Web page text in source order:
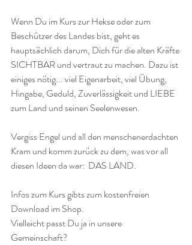
Wenn Du im Kurs zur Hekse oder zum
Beschützer des Landes bist, geht es
hauptsächlich darum, Dich für die alten Kräfte
SICHTBAR und vertraut zu machen. Dazu ist
einiges nötig... viel Eigenarbeit, viel Übung,
Hingabe, Geduld, Zuverlässigkeit und LIEBE
zum Land und seinen Seelenwesen.
Vergiss Engel und all den menschenerdachten
Kram und komm zurück zu dem, was vor all
diesen Ideen da war:  DAS LAND.
Infos zum Kurs gibts zum kostenfreien
Download im Shop.
Vielleicht passt Du ja in unsere
Gemeinschaft?